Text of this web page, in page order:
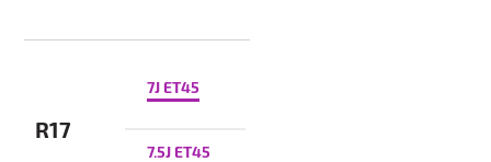
R17
7J ET45
7.5J ET45